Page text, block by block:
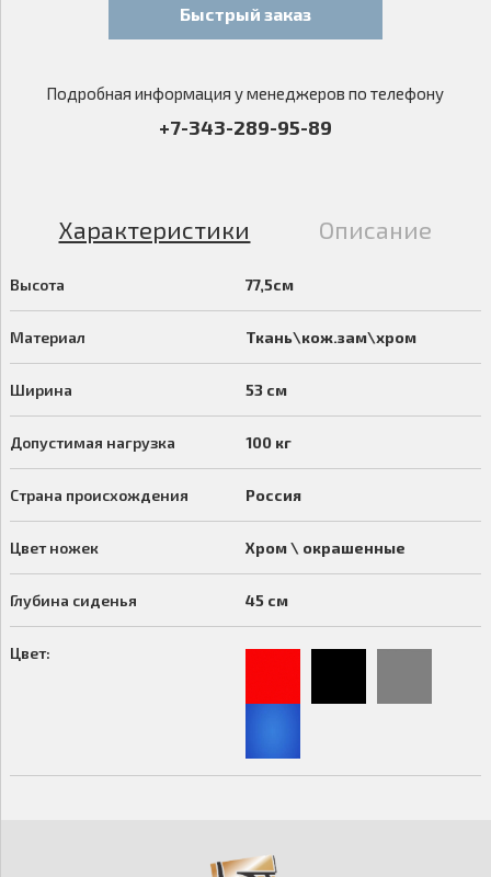
Быстрый заказ
Подробная информация у менеджеров по телефону
+7-343-289-95-89
Характеристики Описание
Высота 77,5см
Материал Ткань\кож.зам\хром
Ширина 53 см
Допустимая нагрузка 100 кг
Страна происхождения Россия
Цвет ножек Хром \ окрашенные
Глубина сиденья 45 см
Цвет: